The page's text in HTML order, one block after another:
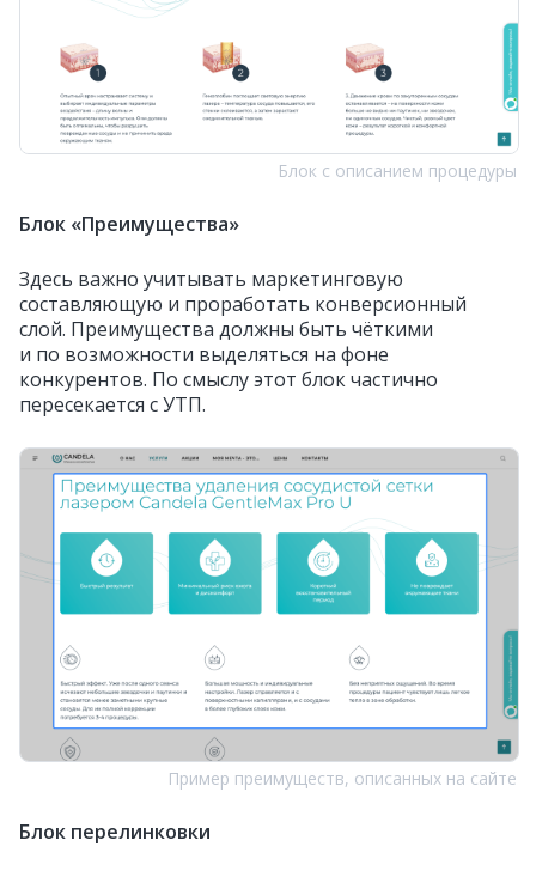
Блок с описанием процедуры
Блок «Преимущества»
Здесь важно учитывать маркетинговую
составляющую и проработать конверсионный
слой. Преимущества должны быть чёткими
и по возможности выделяться на фоне
конкурентов. По смыслу этот блок частично
пересекается с УТП.
Пример преимуществ, описанных на сайте
Блок перелинковки